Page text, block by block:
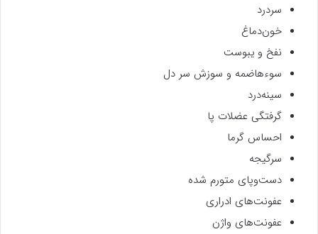
سردرد
خون‌دماغ
نفخ و یبوست
سوءهاضمه و سوزش سر دل
سینه‌درد
گرفتگی عضلات پا
احساس گرما
سرگیجه
دست‌وپای متورم شده
عفونت‌های ادراری
عفونت‌های واژن